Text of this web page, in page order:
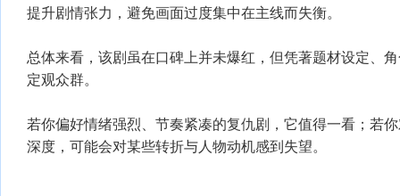
提升剧情张力，避免画面过度集中在主线而失衡。
总体来看，该剧虽在口碑上并未爆红，但凭著题材设定、
定观众群。
若你偏好情绪强烈、节奏紧凑的复仇剧，它值得一看；若
深度，可能会对某些转折与人物动机感到失望。